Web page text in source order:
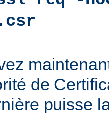
de
puisse